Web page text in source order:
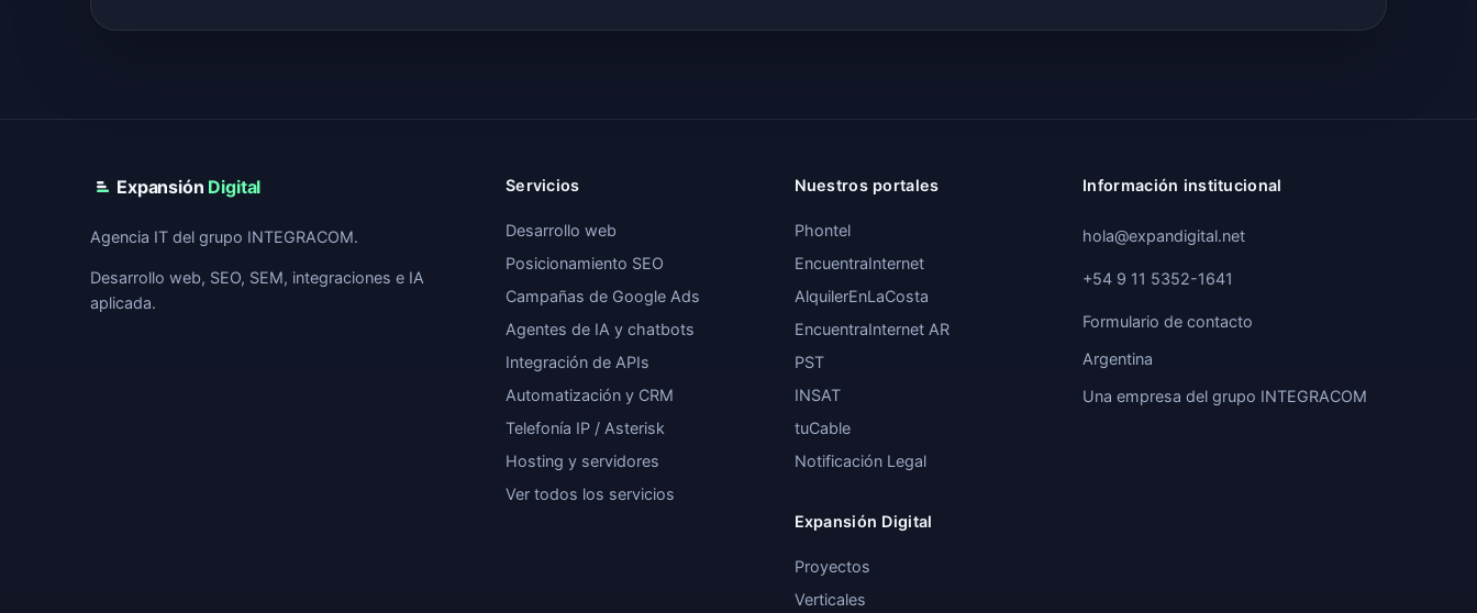
Expansión Digital
Agencia IT del grupo INTEGRACOM.
Desarrollo web, SEO, SEM, integraciones e IA
aplicada.
Servicios
Desarrollo web
Posicionamiento SEO
Campañas de Google Ads
Agentes de IA y chatbots
Integración de APIs
Automatización y CRM
Telefonía IP / Asterisk
Hosting y servidores
Ver todos los servicios
Nuestros portales
Phontel
EncuentraInternet
AlquilerEnLaCosta
EncuentraInternet AR
PST
INSAT
tuCable
Notificación Legal
Expansión Digital
Proyectos
Verticales
Información institucional
hola@expandigital.net
+54 9 11 5352-1641
Formulario de contacto
Argentina
Una empresa del grupo INTEGRACOM